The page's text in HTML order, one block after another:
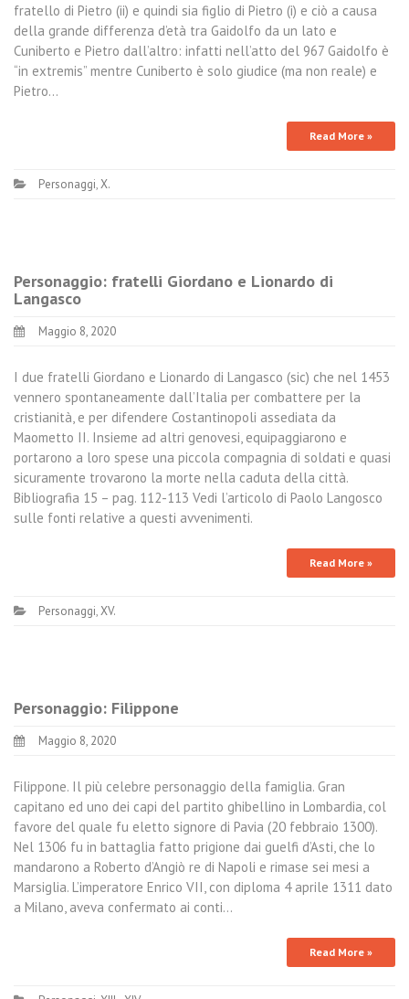
fratello di Pietro (ii) e quindi sia figlio di Pietro (i) e ciò a causa
della grande differenza d’età tra Gaidolfo da un lato e
Cuniberto e Pietro dall’altro: infatti nell’atto del 967 Gaidolfo è
“in extremis” mentre Cuniberto è solo giudice (ma non reale) e
Pietro…
Read More »
Personaggi,X.
Personaggio: fratelli Giordano e Lionardo di
Langasco
Maggio 8, 2020
I due fratelli Giordano e Lionardo di Langasco (sic) che nel 1453
vennero spontaneamente dall’Italia per combattere per la
cristianità, e per difendere Costantinopoli assediata da
Maometto II. Insieme ad altri genovesi, equipaggiarono e
portarono a loro spese una piccola compagnia di soldati e quasi
sicuramente trovarono la morte nella caduta della città.
Bibliografia 15 – pag. 112-113 Vedi l’articolo di Paolo Langosco
sulle fonti relative a questi avvenimenti.
Read More »
Personaggi,XV.
Personaggio: Filippone
Maggio 8, 2020
Filippone. Il più celebre personaggio della famiglia. Gran
capitano ed uno dei capi del partito ghibellino in Lombardia, col
favore del quale fu eletto signore di Pavia (20 febbraio 1300).
Nel 1306 fu in battaglia fatto prigione dai guelfi d’Asti, che lo
mandarono a Roberto d’Angiò re di Napoli e rimase sei mesi a
Marsiglia. L’imperatore Enrico VII, con diploma 4 aprile 1311 dato
a Milano, aveva confermato ai conti…
Read More »